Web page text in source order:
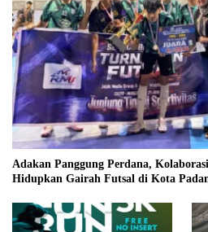
Adakan Panggung Perdana,
Hidupkan Gairah Futsal di Kota